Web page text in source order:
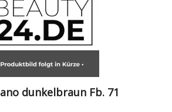
dunkelbraun Fb. 71